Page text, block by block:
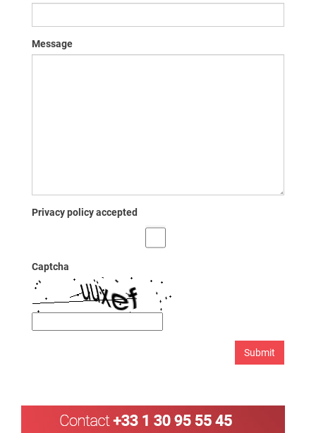
Message
Privacy policy accepted
Captcha